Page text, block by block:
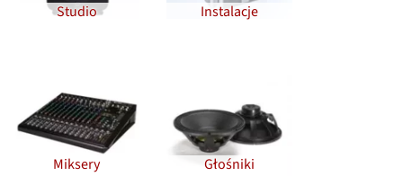
Studio Instalacje
Miksery Głośniki